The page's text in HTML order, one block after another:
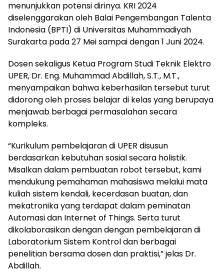
menunjukkan potensi dirinya. KRI 2024
diselenggarakan oleh Balai Pengembangan Talenta
Indonesia (BPTI) di Universitas Muhammadiyah
Surakarta pada 27 Mei sampai dengan 1 Juni 2024.
Dosen sekaligus Ketua Program Studi Teknik Elektro
UPER, Dr. Eng. Muhammad Abdillah, S.T., M.T.,
menyampaikan bahwa keberhasilan tersebut turut
didorong oleh proses belajar di kelas yang berupaya
menjawab berbagai permasalahan secara
kompleks.
“Kurikulum pembelajaran di UPER disusun
berdasarkan kebutuhan sosial secara holistik.
Misalkan dalam pembuatan robot tersebut, kami
mendukung pemahaman mahasiswa melalui mata
kuliah sistem kendali, kecerdasan buatan, dan
mekatronika yang terdapat dalam peminatan
Automasi dan Internet of Things. Serta turut
dikolaborasikan dengan dengan pembelajaran di
Laboratorium Sistem Kontrol dan berbagai
penelitian bersama dosen dan praktisi,” jelas Dr.
Abdillah.